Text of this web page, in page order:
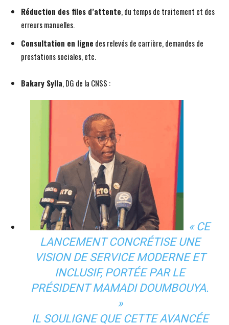
Réduction des files d’attente, du temps de traitement et des
erreurs manuelles.
Consultation en ligne des relevés de carrière, demandes de
prestations sociales, etc.
Bakary Sylla, DG de la CNSS :
« CE
LANCEMENT CONCRÉTISE UNE
VISION DE SERVICE MODERNE ET
INCLUSIF, PORTÉE PAR LE
PRÉSIDENT MAMADI DOUMBOUYA.
»
IL SOULIGNE QUE CETTE AVANCÉE